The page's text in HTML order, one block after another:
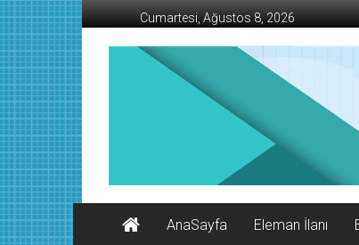
İçeriğe
geç
Cumartesi, Ağustos 8, 2026
AFŞİN
Ekonomi
Kanalı
AnaSayfa
Eleman İlanı